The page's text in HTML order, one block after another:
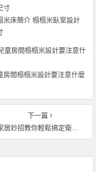
米床簡介 榻榻米臥室設計
房間榻榻米設計要注意什麼
下一篇
居妙招教你輕鬆搞定衛生間馬賽克